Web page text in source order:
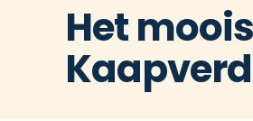
Het